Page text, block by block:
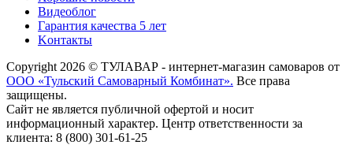
Видеоблог
Гарантия качества 5 лет
Kонтакты
Copyright 2026 © ТУЛАВАР - интернет-магазин самоваров от
ООО «Тульский Самоварный Комбинат». Все права
защищены.
Сайт не является публичной офертой и носит
информационный характер. Центр ответственности за
клиента: 8 (800) 301-61-25